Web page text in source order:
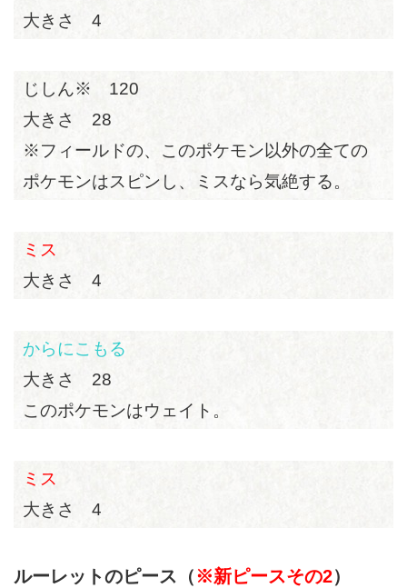
大きさ 4
じしん※ 120
大きさ 28
※フィールドの、このポケモン以外の全ての
ポケモンはスピンし、ミスなら気絶する。
ミス
大きさ 4
からにこもる
大きさ 28
このポケモンはウェイト。
ミス
大きさ 4
ルーレットのピース（※新ピースその2）